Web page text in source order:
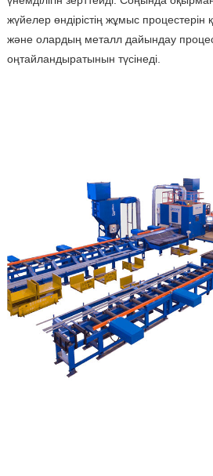
жүйелер өндірістің жұмыс
және олардың металл дайындау
оңтайландыратынын түсінеді.